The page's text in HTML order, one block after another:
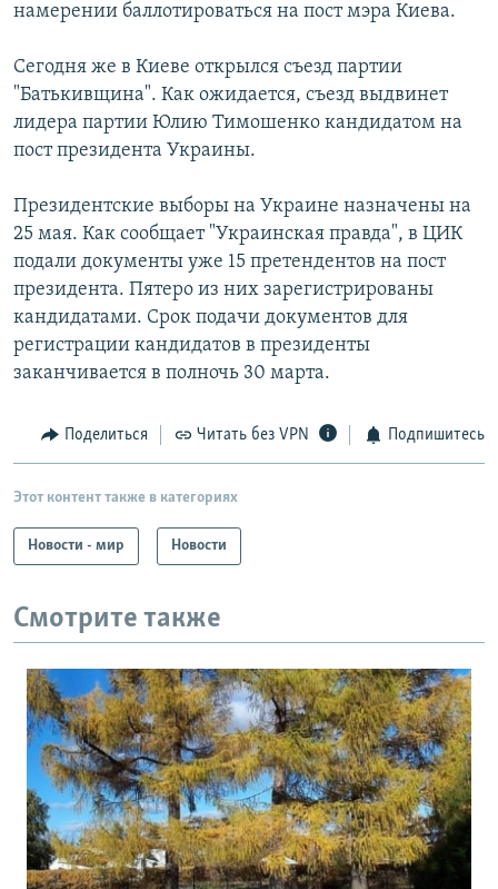
намерении баллотироваться на пост мэра Киева.
Сегодня же в Киеве открылся съезд партии
"Батькивщина". Как ожидается, съезд выдвинет
лидера партии Юлию Тимошенко кандидатом на
пост президента Украины.
Президентские выборы на Украине назначены на
25 мая. Как сообщает "Украинская правда", в ЦИК
подали документы уже 15 претендентов на пост
президента. Пятеро из них зарегистрированы
кандидатами. Срок подачи документов для
регистрации кандидатов в президенты
заканчивается в полночь 30 марта.
Поделиться Читать без VPN Подпишитесь
Этот контент также в категориях
Новости - мир Новости
Смотрите также